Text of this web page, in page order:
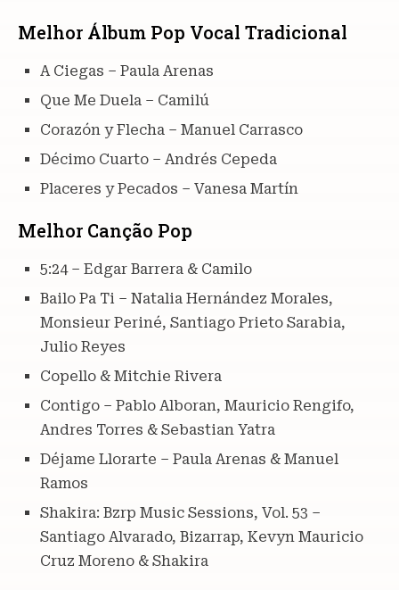
Melhor Álbum Pop Vocal Tradicional
A Ciegas – Paula Arenas
Que Me Duela – Camilú
Corazón y Flecha – Manuel Carrasco
Décimo Cuarto – Andrés Cepeda
Placeres y Pecados – Vanesa Martín
Melhor Canção Pop
5:24 – Edgar Barrera & Camilo
Bailo Pa Ti – Natalia Hernández Morales,
Monsieur Periné, Santiago Prieto Sarabia,
Julio Reyes
Copello & Mitchie Rivera
Contigo – Pablo Alboran, Mauricio Rengifo,
Andres Torres & Sebastian Yatra
Déjame Llorarte – Paula Arenas & Manuel
Ramos
Shakira: Bzrp Music Sessions, Vol. 53 –
Santiago Alvarado, Bizarrap, Kevyn Mauricio
Cruz Moreno & Shakira